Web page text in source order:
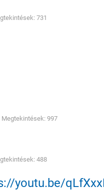
731
Megtekintések: 997
488
youtu.be/